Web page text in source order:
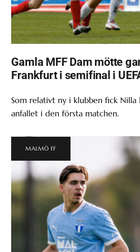
Gamla MFF Dam mötte
Frankfurt i semifinal i
Som relativt ny i klubben fick Nilla
anfallet i den första matchen.
MALMÖ FF